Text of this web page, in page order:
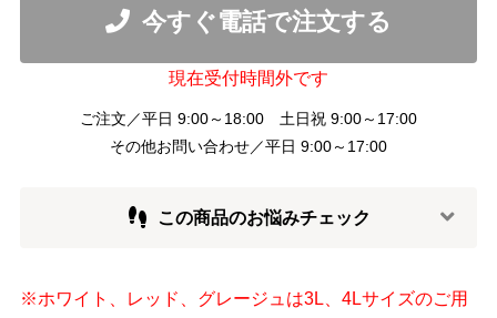
今すぐ電話で注文する
現在受付時間外です
ご注文／平日 9:00～18:00 土日祝 9:00～17:00
その他お問い合わせ／平日 9:00～17:00
この商品のお悩みチェック
※ホワイト、レッド、グレージュは3L、4Lサイズのご用